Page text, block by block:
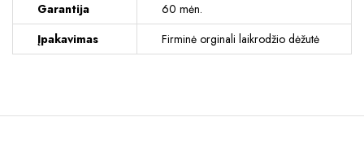
Garantija
60 mėn.
Įpakavimas
Firminė orginali laikrodžio dėžutė